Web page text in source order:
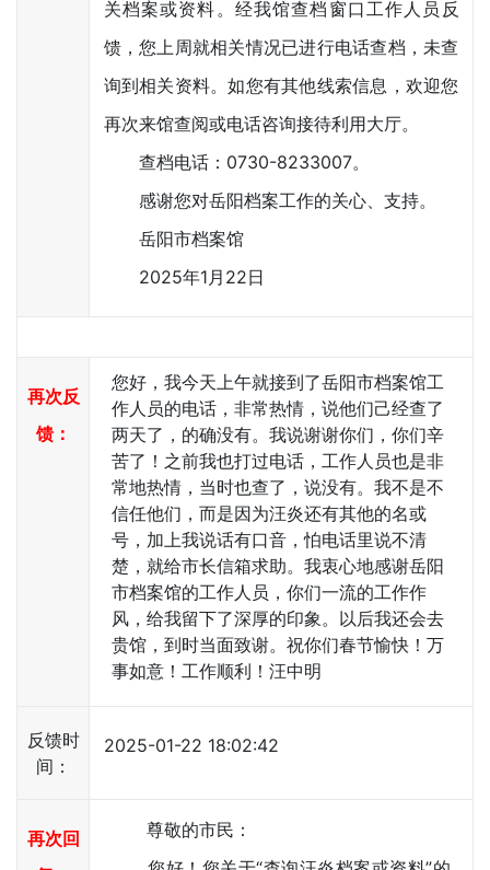
关档案或资料。经我馆查档窗口工作人员反
馈，您上周就相关情况已进行电话查档，未查
询到相关资料。如您有其他线索信息，欢迎您
再次来馆查阅或电话咨询接待利用大厅。
查档电话：0730-8233007。
感谢您对岳阳档案工作的关心、支持。
岳阳市档案馆
2025年1月22日
再次反
馈：
您好，我今天上午就接到了岳阳市档案馆工
作人员的电话，非常热情，说他们己经查了
两天了，的确没有。我说谢谢你们，你们辛
苦了！之前我也打过电话，工作人员也是非
常地热情，当时也查了，说没有。我不是不
信任他们，而是因为汪炎还有其他的名或
号，加上我说话有口音，怕电话里说不清
楚，就给市长信箱求助。我衷心地感谢岳阳
市档案馆的工作人员，你们一流的工作作
风，给我留下了深厚的印象。以后我还会去
贵馆，到时当面致谢。祝你们春节愉快！万
事如意！工作顺利！汪中明
反馈时
间：
2025-01-22 18:02:42
再次回
尊敬的市民：